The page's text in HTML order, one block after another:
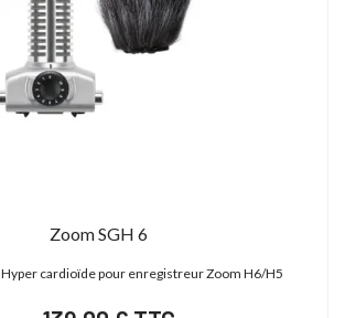
Zoom SGH 6
Hyper cardioïde pour enregistreur Zoom H6/H5